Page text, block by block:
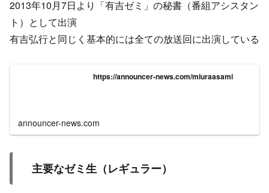
2013年10月7日より「有吉ゼミ」の秘書（番組アシスタン
ト）として出演
有吉弘行と同じく基本的には全ての放送回に出演している
https://announcer-news.com/miuraasami
announcer-news.com
主要なゼミ生（レギュラー）